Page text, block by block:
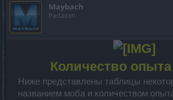
Maybach
Padavan
Количество
Ниже представлены таблицы
названием моба и количеством